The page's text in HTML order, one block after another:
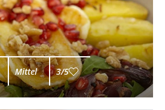
Mittel 3/5